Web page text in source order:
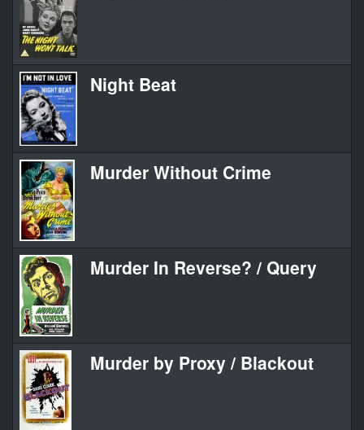
Night Beat
Murder Without Crime
Murder In Reverse? / Query
Murder by Proxy / Blackout